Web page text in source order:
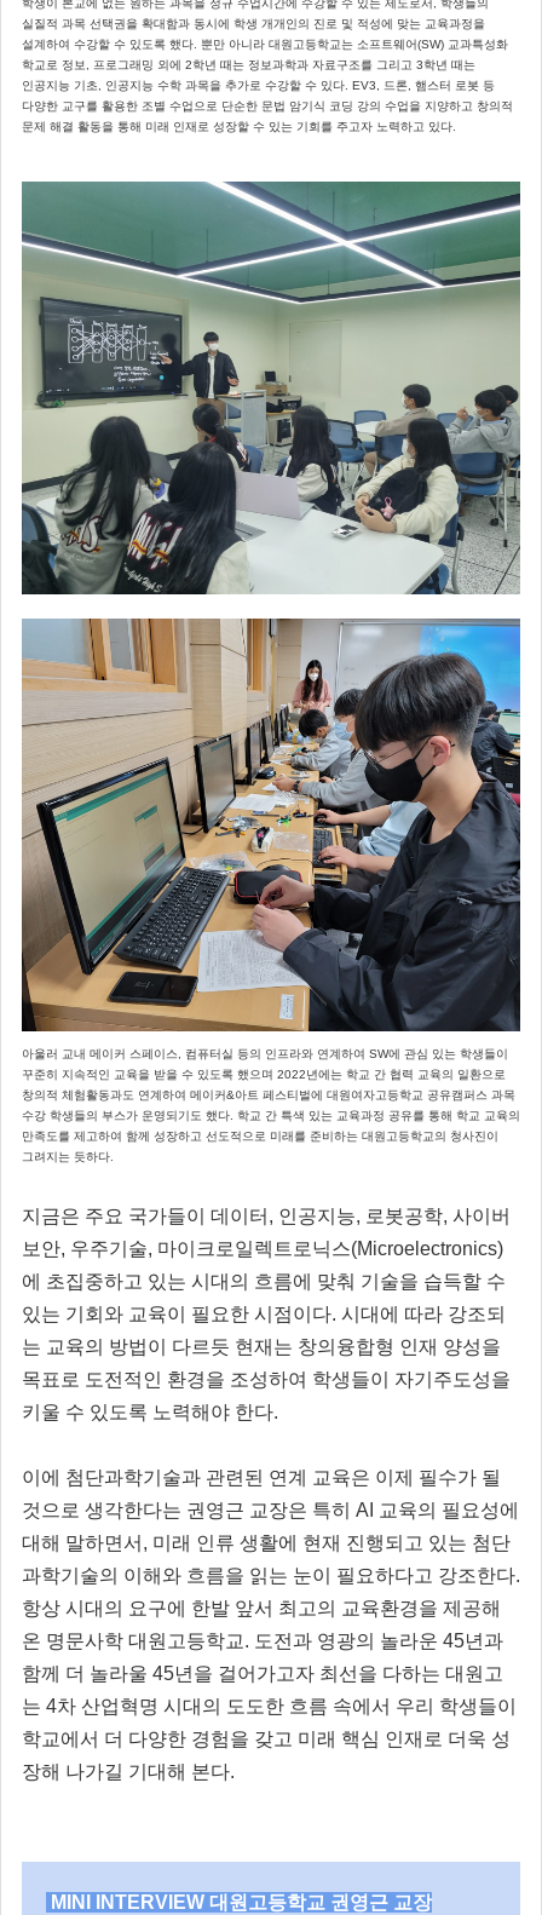
학생이 본교에 없는 원하는 과목을 정규 수업시간에 수강할 수 있는 제도로서, 학생들의
실질적 과목 선택권을 확대함과 동시에 학생 개개인의 진로 및 적성에 맞는 교육과정을
설계하여 수강할 수 있도록 했다. 뿐만 아니라 대원고등학교는 소프트웨어(SW) 교과특성화
학교로 정보, 프로그래밍 외에 2학년 때는 정보과학과 자료구조를 그리고 3학년 때는
인공지능 기초, 인공지능 수학 과목을 추가로 수강할 수 있다. EV3, 드론, 햄스터 로봇 등
다양한 교구를 활용한 조별 수업으로 단순한 문법 암기식 코딩 강의 수업을 지양하고 창의적
문제 해결 활동을 통해 미래 인재로 성장할 수 있는 기회를 주고자 노력하고 있다.
아울러 교내 메이커 스페이스, 컴퓨터실 등의 인프라와 연계하여 SW에 관심 있는 학생들이
꾸준히 지속적인 교육을 받을 수 있도록 했으며 2022년에는 학교 간 협력 교육의 일환으로
창의적 체험활동과도 연계하여 메이커&아트 페스티벌에 대원여자고등학교 공유캠퍼스 과목
수강 학생들의 부스가 운영되기도 했다. 학교 간 특색 있는 교육과정 공유를 통해 학교 교육의
만족도를 제고하여 함께 성장하고 선도적으로 미래를 준비하는 대원고등학교의 청사진이
그려지는 듯하다.
지금은 주요 국가들이 데이터, 인공지능, 로봇공학, 사이버
보안, 우주기술, 마이크로일렉트로닉스(Microelectronics)
에 초집중하고 있는 시대의 흐름에 맞춰 기술을 습득할 수
있는 기회와 교육이 필요한 시점이다. 시대에 따라 강조되
는 교육의 방법이 다르듯 현재는 창의융합형 인재 양성을
목표로 도전적인 환경을 조성하여 학생들이 자기주도성을
키울 수 있도록 노력해야 한다.
이에 첨단과학기술과 관련된 연계 교육은 이제 필수가 될
것으로 생각한다는 권영근 교장은 특히 AI 교육의 필요성에
대해 말하면서, 미래 인류 생활에 현재 진행되고 있는 첨단
과학기술의 이해와 흐름을 읽는 눈이 필요하다고 강조한다.
항상 시대의 요구에 한발 앞서 최고의 교육환경을 제공해
온 명문사학 대원고등학교. 도전과 영광의 놀라운 45년과
함께 더 놀라울 45년을 걸어가고자 최선을 다하는 대원고
는 4차 산업혁명 시대의 도도한 흐름 속에서 우리 학생들이
학교에서 더 다양한 경험을 갖고 미래 핵심 인재로 더욱 성
장해 나가길 기대해 본다.
MINI INTERVIEW 대원고등학교 권영근 교장